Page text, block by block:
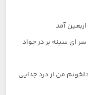
آمد
ای سینه بر در جواد
من از درد جدایی